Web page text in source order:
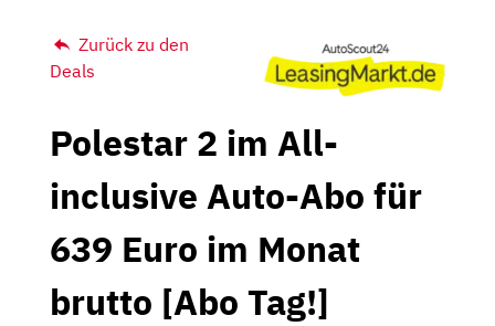
Zurück zu den
Deals
Polestar 2 im All-
inclusive Auto-Abo für
639 Euro im Monat
brutto [Abo Tag!]